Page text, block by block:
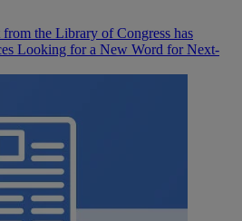
the Library of Congress has
Looking for a New Word for Next-